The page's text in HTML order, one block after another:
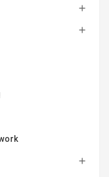


